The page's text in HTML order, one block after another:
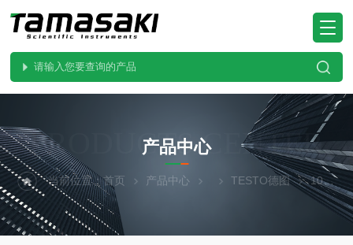
PRODUCTS CENTER
产品中心
当前位置：首页 产品中心 TESTO德图 104-IR BT现货价优testo德图 红外辐射温度计